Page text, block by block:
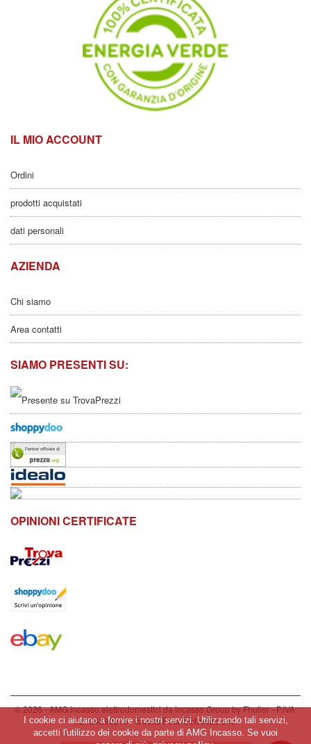
IL MIO ACCOUNT
Ordini
prodotti acquistati
dati personali
AZIENDA
Chi siamo
Area contatti
SIAMO PRESENTI SU:
OPINIONI CERTIFICATE
© 2026 - AMG incasso elettrodomestici da incasso Group by Fhuller - P.IVA:
02124890878 - creditsFour Software snc
I cookie ci aiutano a fornire i nostri servizi. Utilizzando tali servizi,
accetti l'utilizzo dei cookie da parte di AMG Incasso. Se vuoi